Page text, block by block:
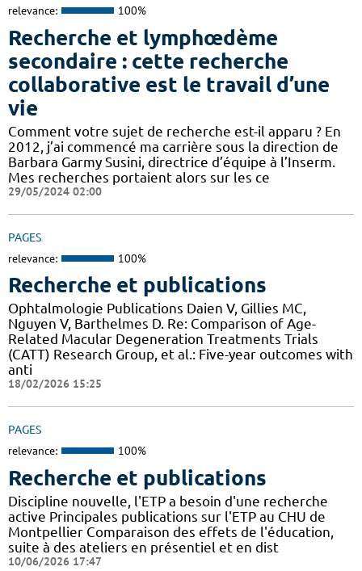
relevance: 100%
Recherche et lymphœdème
secondaire : cette recherche
collaborative est le travail d’une
vie
Comment votre sujet de recherche est-il apparu ? En
2012, j’ai commencé ma carrière sous la direction de
Barbara Garmy Susini, directrice d’équipe à l’Inserm.
Mes recherches portaient alors sur les ce
29/05/2024 02:00
PAGES
relevance: 100%
Recherche et publications
Ophtalmologie Publications Daien V, Gillies MC,
Nguyen V, Barthelmes D. Re: Comparison of Age-
Related Macular Degeneration Treatments Trials
(CATT) Research Group, et al.: Five-year outcomes with
anti
18/02/2026 15:25
PAGES
relevance: 100%
Recherche et publications
Discipline nouvelle, l'ETP a besoin d'une recherche
active Principales publications sur l'ETP au CHU de
Montpellier Comparaison des effets de l'éducation,
suite à des ateliers en présentiel et en dist
10/06/2026 17:47